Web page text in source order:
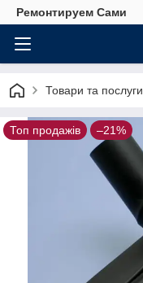
Ремонтируем Сами
Товари та послуги
Топ продажів –21%